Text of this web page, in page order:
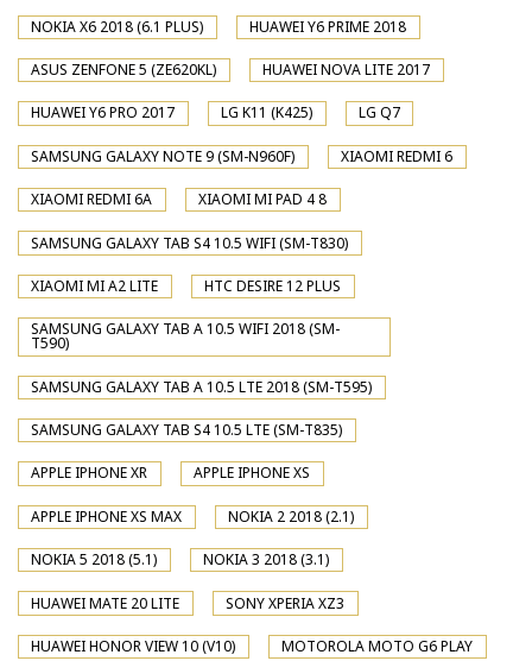
NOKIA X6 2018 (6.1 PLUS) HUAWEI Y6 PRIME 2018
ASUS ZENFONE 5 (ZE620KL) HUAWEI NOVA LITE 2017
HUAWEI Y6 PRO 2017 LG K11 (K425) LG Q7
SAMSUNG GALAXY NOTE 9 (SM-N960F) XIAOMI REDMI 6
XIAOMI REDMI 6A XIAOMI MI PAD 4 8
SAMSUNG GALAXY TAB S4 10.5 WIFI (SM-T830)
XIAOMI MI A2 LITE HTC DESIRE 12 PLUS
SAMSUNG GALAXY TAB A 10.5 WIFI 2018 (SM-
T590)
SAMSUNG GALAXY TAB A 10.5 LTE 2018 (SM-T595)
SAMSUNG GALAXY TAB S4 10.5 LTE (SM-T835)
APPLE IPHONE XR APPLE IPHONE XS
APPLE IPHONE XS MAX NOKIA 2 2018 (2.1)
NOKIA 5 2018 (5.1) NOKIA 3 2018 (3.1)
HUAWEI MATE 20 LITE SONY XPERIA XZ3
HUAWEI HONOR VIEW 10 (V10) MOTOROLA MOTO G6 PLAY